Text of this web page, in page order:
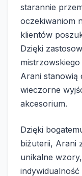
starannie
oczekiwaniom
klientów
Dzięki
Arani stanowią
wieczorne
akcesorium.
Dzięki
biżuterii, Arani
unikalne